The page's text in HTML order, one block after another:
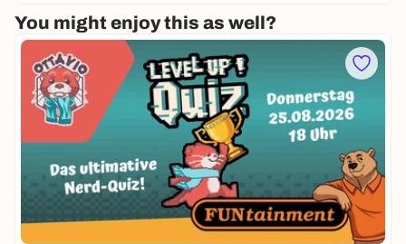
You might enjoy this as well?